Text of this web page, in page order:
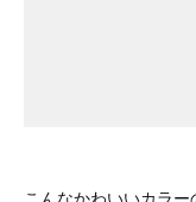
こんなかわいいカラ